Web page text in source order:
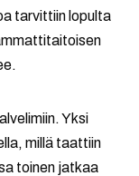
tarvittiin lopulta
Yksi
millä taattiin
toinen jatkaa